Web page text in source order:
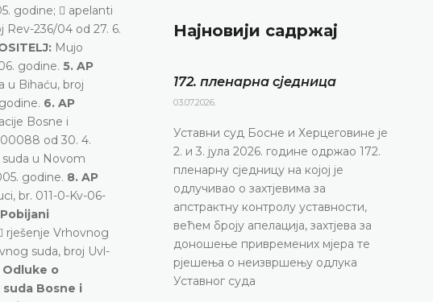
godine;  apelanti
236/04 od 27. 6.
Mujo
godine. 5. AP
u Bihaću, broj
6. AP
Bosne i
od 30. 4.
u Novom
godine. 8. AP
br. 011-0-Kv-06-
Pobijani
rješenje Vrhovnog
suda, broj Uvl-
Odluke o
Bosne i
Најновији садржај
172. пленарна сједницa
03.07.2026.
Уставни суд Босне и Херцеговине је
2. и 3. јула 2026. године одржао 172.
пленарну сједницу на којој је
одлучивао о захтјевима за
апстрактну контролу уставности,
већем броју апелација, захтјева за
доношење привремених мјера те
рјешења о неизвршењу одлука
Уставног суда